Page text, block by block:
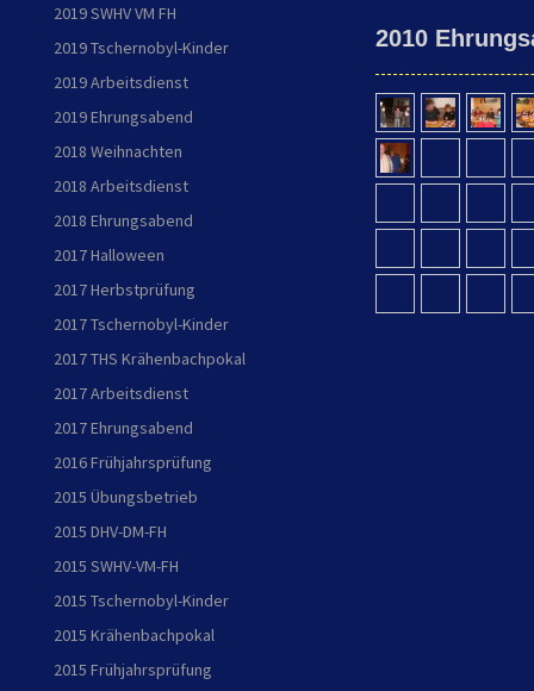
2019 SWHV VM FH
2019 Tschernobyl-Kinder
2019 Arbeitsdienst
2019 Ehrungsabend
2018 Weihnachten
2018 Arbeitsdienst
2018 Ehrungsabend
2017 Halloween
2017 Herbstprüfung
2017 Tschernobyl-Kinder
2017 THS Krähenbachpokal
2017 Arbeitsdienst
2017 Ehrungsabend
2016 Frühjahrsprüfung
2015 Übungsbetrieb
2015 DHV-DM-FH
2015 SWHV-VM-FH
2015 Tschernobyl-Kinder
2015 Krähenbachpokal
2015 Frühjahrsprüfung
2010